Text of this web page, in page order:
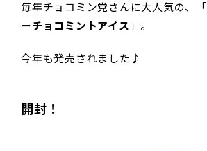
毎年チョコミン党さんに大人気の、「
ーチョコミントアイス 」。
今年も発売されました♪
開封！